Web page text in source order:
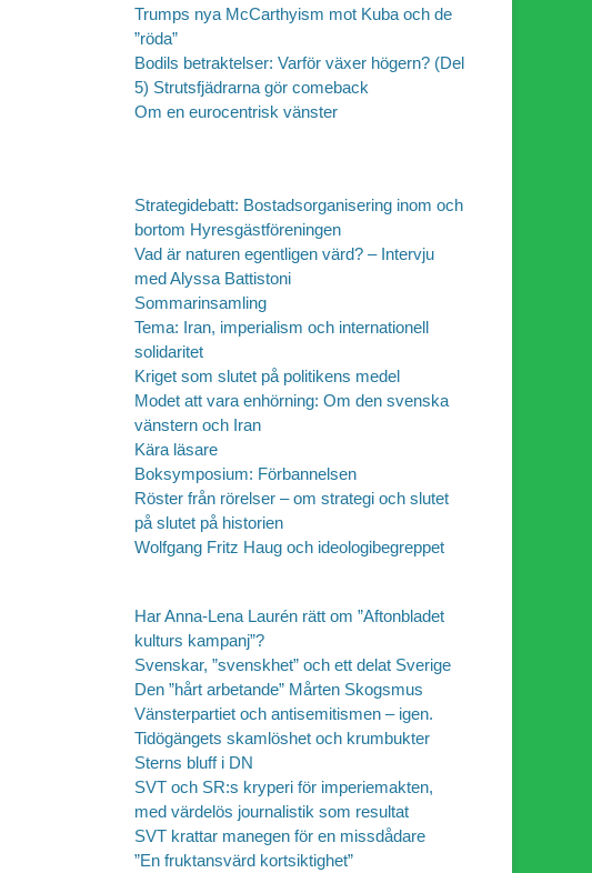
Trumps nya McCarthyism mot Kuba och de
”röda”
Bodils betraktelser: Varför växer högern? (Del
5) Strutsfjädrarna gör comeback
Om en eurocentrisk vänster
Strategidebatt: Bostadsorganisering inom och
bortom Hyresgästföreningen
Vad är naturen egentligen värd? – Intervju
med Alyssa Battistoni
Sommarinsamling
Tema: Iran, imperialism och internationell
solidaritet
Kriget som slutet på politikens medel
Modet att vara enhörning: Om den svenska
vänstern och Iran
Kära läsare
Boksymposium: Förbannelsen
Röster från rörelser – om strategi och slutet
på slutet på historien
Wolfgang Fritz Haug och ideologibegreppet
Har Anna-Lena Laurén rätt om ”Aftonbladet
kulturs kampanj”?
Svenskar, ”svenskhet” och ett delat Sverige
Den ”hårt arbetande” Mårten Skogsmus
Vänsterpartiet och antisemitismen – igen.
Tidögängets skamlöshet och krumbukter
Sterns bluff i DN
SVT och SR:s kryperi för imperiemakten,
med värdelös journalistik som resultat
SVT krattar manegen för en missdådare
”En fruktansvärd kortsiktighet”